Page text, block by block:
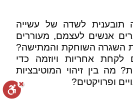
תובענית לשדה של עשייה
אנשים לעצמם, מעוררים
השגרה השוחקת והמתישה?
לקחת אחריות ויוזמה כדי
מה בין זיהוי המוטיבציות
ופרויקטים?